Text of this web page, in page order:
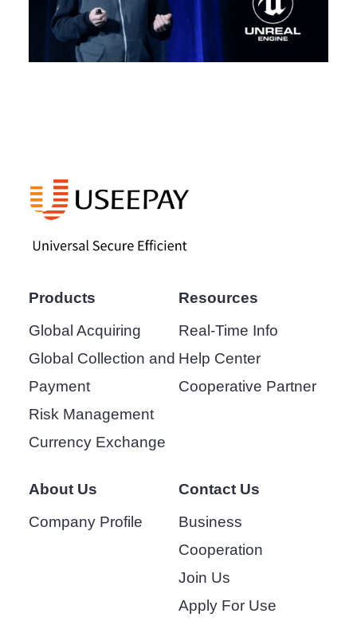
Products
Global Acquiring
Global Collection and
Payment
Risk Management
Currency Exchange
Resources
Real-Time Info
Help Center
Cooperative Partner
About Us
Company Profile
Contact Us
Business
Cooperation
Join Us
Apply For Use